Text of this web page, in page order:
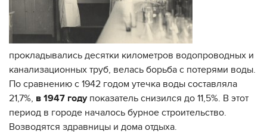
прокладывались десятки километров водопроводных и
канализационных труб, велась борьба с потерями воды.
По сравнению с 1942 годом утечка воды составляла
21,7%, в 1947 годупоказатель снизился до 11,5%. В этот
период в городе началось бурное строительство.
Возводятся здравницы и дома отдыха.